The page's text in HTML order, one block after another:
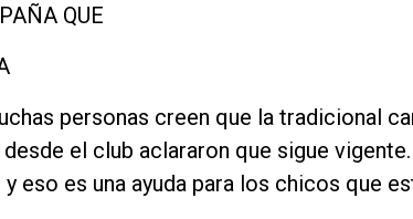
QUE
personas creen que la tradicional
el club aclararon que sigue
eso es una ayuda para los chicos que